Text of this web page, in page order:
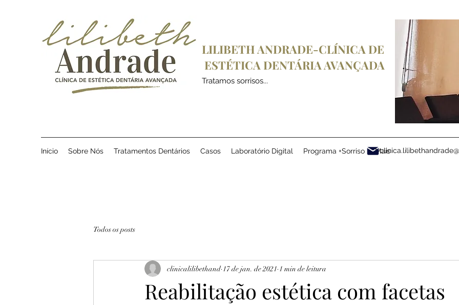
LILIBETH ANDRADE-CLÍNICA DE
ESTÉTICA DENTÁRIAAVANÇADA
Tratamos sorrisos...
Início Sobre Nós Tratamentos Dentários Casos Laboratório Digital Programa +Sorriso Mais
Todos os posts
Reabilitação estética com facetas
clinicalilibethand 17 de jan. de 2021 1 min de leitura